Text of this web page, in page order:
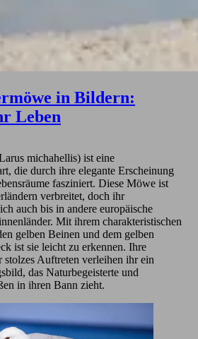
in Bildern:
Leben
michahellis) ist eine
die durch ihre elegante Erscheinung
fasziniert. Diese Möwe ist
verbreitet, doch ihr
auch bis in andere europäische
Mit ihrem charakteristischen
gelben Beinen und dem gelben
ist sie leicht zu erkennen. Ihre
stolzes Auftreten verleihen ihr ein
das Naturbegeisterte und
in ihren Bann zieht.